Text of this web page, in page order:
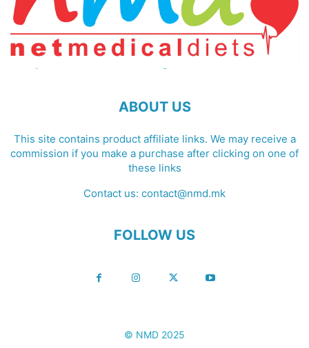
ABOUT US
This site contains product affiliate links. We may receive a
commission if you make a purchase after clicking on one of
these links
Contact us: contact@nmd.mk
FOLLOW US
© NMD 2025